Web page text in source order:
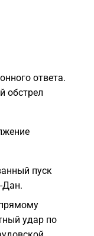
ответа.
обстрел
пуск
Дан.
удар по